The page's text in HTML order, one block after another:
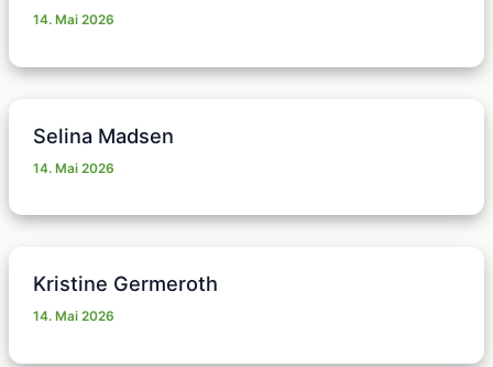
14. Mai 2026
Selina Madsen
14. Mai 2026
Kristine Germeroth
14. Mai 2026